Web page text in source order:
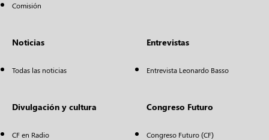
Comisión
Noticias
Todas las noticias
Entrevistas
Entrevista Leonardo Basso
Divulgación y cultura
CF en Radio
Congreso Futuro
Congreso Futuro (CF)